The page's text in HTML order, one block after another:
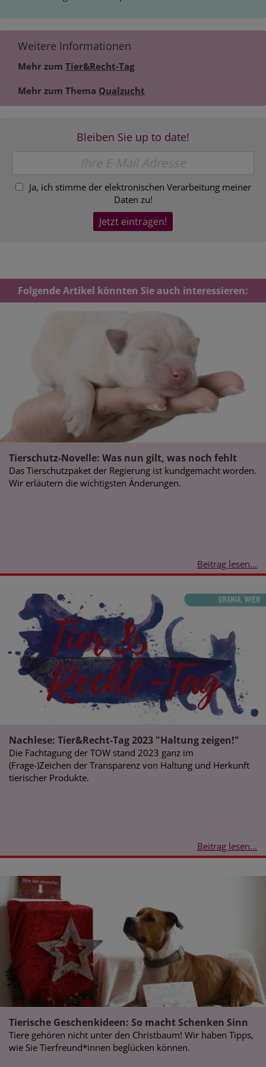
Weitere Informationen
Mehr zum Tier&Recht-Tag
Mehr zum Thema Qualzucht
Bleiben Sie up to date!
Ja, ich stimme der elektronischen Verarbeitung meiner
Daten zu!
Folgende Artikel könnten Sie auch interessieren:
Tierschutz-Novelle: Was nun gilt, was noch fehlt
Das Tierschutzpaket der Regierung ist kundgemacht worden.
Wir erläutern die wichtigsten Änderungen.
Beitrag lesen...
Nachlese: Tier&Recht-Tag 2023 "Haltung zeigen!"
Die Fachtagung der TOW stand 2023 ganz im
(Frage-)Zeichen der Transparenz von Haltung und Herkunft
tierischer Produkte.
Beitrag lesen...
Tierische Geschenkideen: So macht Schenken Sinn
Tiere gehören nicht unter den Christbaum! Wir haben Tipps,
wie Sie Tierfreund*innen beglücken können.